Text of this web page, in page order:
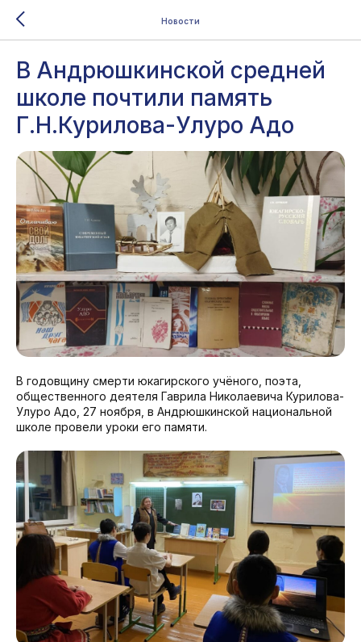
Новости
В Андрюшкинской средней
школе почтили память
Г.Н.Курилова-Улуро Адо
В годовщину смерти юкагирского учёного, поэта,
общественного деятеля Гаврила Николаевича Курилова-
Улуро Адо, 27 ноября, в Андрюшкинской национальной
школе провели уроки его памяти.